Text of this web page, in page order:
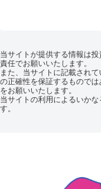
当サイトが提供する情報は
責任でお願いいたします。
また、当サイトに記載され
の正確性を保証するもので
をお願いいたします。
当サイトの利用によるいか
す。